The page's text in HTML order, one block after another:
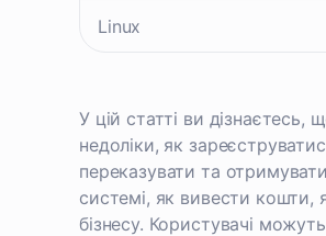
Linux
У цій статті ви
недоліки, як
переказувати та
системі, як вивести кошти,
бізнесу. Користувачі